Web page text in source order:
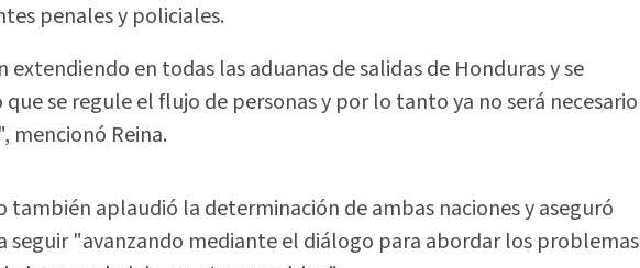
penales y policiales.
extendiendo en todas las aduanas de salidas de Honduras y se
se regule el flujo de personas y por lo tanto ya no será necesario
mencionó Reina.
también aplaudió la determinación de ambas naciones y aseguró
seguir "avanzando mediante el diálogo para abordar los problemas